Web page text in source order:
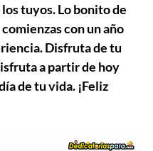
tuyos. Lo bonito de
con un año
Disfruta de tu
a partir de hoy
de tu vida. ¡Feliz